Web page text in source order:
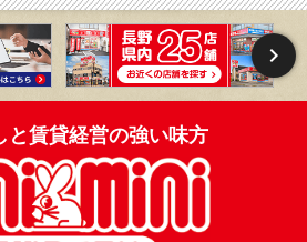
と賃貸経営の強い味方